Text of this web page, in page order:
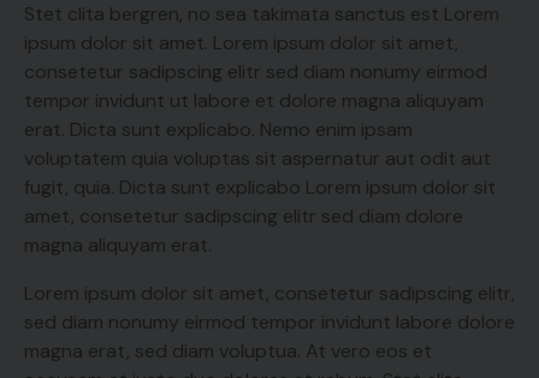
Stet clita bergren, no sea takimata sanctus est Lorem
ipsum dolor sit amet. Lorem ipsum dolor sit amet,
consetetur sadipscing elitr sed diam nonumy eirmod
tempor invidunt ut labore et dolore magna aliquyam
erat. Dicta sunt explicabo. Nemo enim ipsam
voluptatem quia voluptas sit aspernatur aut odit aut
fugit, quia. Dicta sunt explicabo Lorem ipsum dolor sit
amet, consetetur sadipscing elitr sed diam dolore
magna aliquyam erat.
Lorem ipsum dolor sit amet, consetetur sadipscing elitr,
sed diam nonumy eirmod tempor invidunt labore dolore
magna erat, sed diam voluptua. At vero eos et